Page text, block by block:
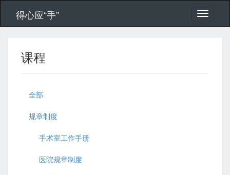
得心应“手”
课程
全部
规章制度
手术室工作手册
医院规章制度